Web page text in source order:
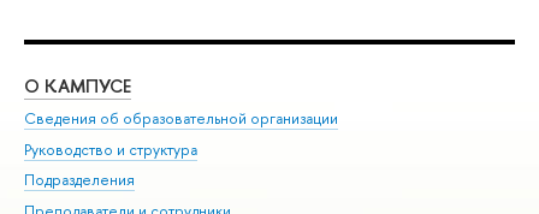
О КАМПУСЕ
Сведения об образовательной организации
Руководство и структура
Подразделения